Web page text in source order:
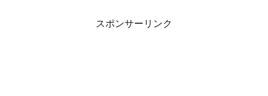
スポンサーリンク